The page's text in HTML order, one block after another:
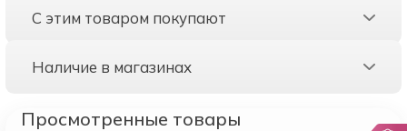
С этим товаром покупают
Наличие в магазинах
Просмотренные товары